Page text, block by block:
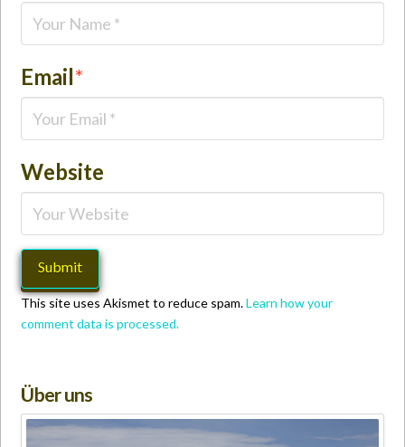
Email*
Website
This site uses Akismet to reduce spam.Learn how your
comment data is processed.
Über uns